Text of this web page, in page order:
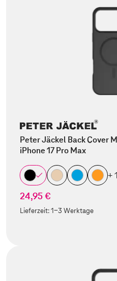
Peter Jäckel Back Cover
iPhone 17 Pro Max
+ 1
24,95 €
Lieferzeit:1-3 Werktage